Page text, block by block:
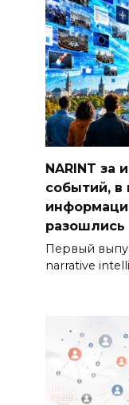
NARINT за
событий, в
разошлись
Первый
narrative